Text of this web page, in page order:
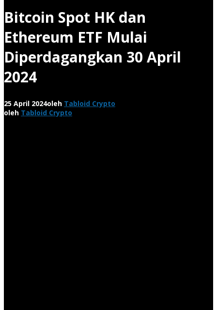
Bitcoin Spot HK dan
Ethereum ETF Mulai
Diperdagangkan 30 April
2024
25 April 2024oleh Tabloid Crypto
oleh Tabloid Crypto